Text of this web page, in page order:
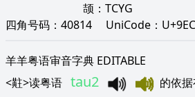
颉： TCYG
四角号码： 40814 UniCode：
羊羊粤语审音字典 EDITABLE
<黈>读粤语 tau2 的依